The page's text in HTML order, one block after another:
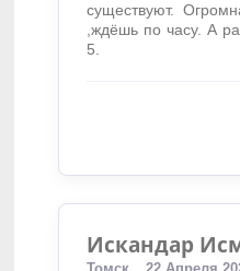
существуют.
,ждёшь по часу. А
5.
Искандар